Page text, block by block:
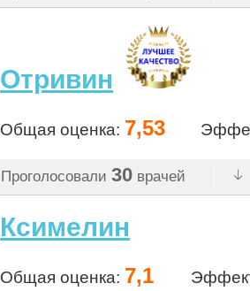
Отривин
Общая оценка: 7,53
Проголосовали 30 врачей
Ксимелин
Общая оценка: 7,1